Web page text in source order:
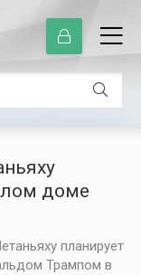
доме
планирует
Трампом в